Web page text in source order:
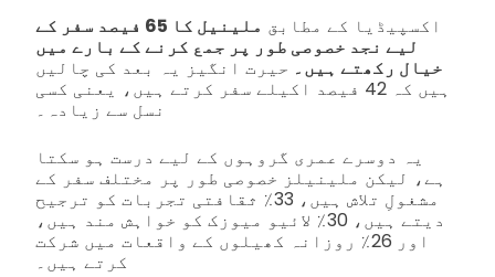
اکسپیڈیا کے مطابق
ملینیل کا 65 فیصد سفر کے
لیے نجد خصوصی طور پر جمع کرنے کے بارے میں
خیال رکھتے ہیں۔ حیرت انگیز یہ بعد کی چالیں
ہیں کہ 42 فیصد اکیلے سفر کرتے ہیں، یعنی کسی
نسل سے زیادہ۔
یہ دوسرے عمری گروہوں کے لیے درست ہو سکتا
ہے، لیکن ملینیلز خصوصی طور پر مختلف سفر کے
مشغولِ تلاش ہیں، 33٪ ثقافتی تجربات کو ترجیح
دیتے ہیں، 30٪ لائیو میوزک کو خواہش مند ہیں،
اور 26٪ روزانہ کھیلوں کے واقعات میں شرکت
کرتے ہیں۔